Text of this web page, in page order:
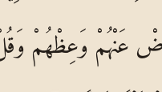
عَنْهُمْ وَعِظْهُمْ